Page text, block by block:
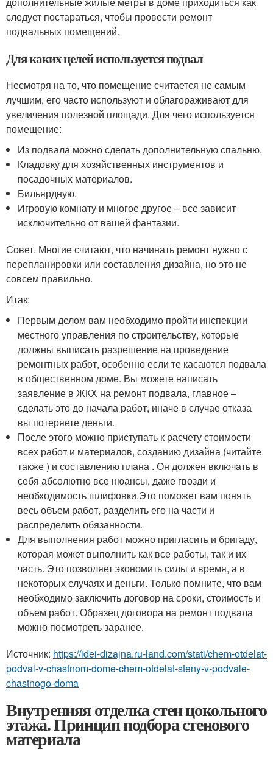
следует постараться, чтобы провести ремонт
подвальных помещений.
Для каких целей используется подвал
Несмотря на то, что помещение считается не самым
лучшим, его часто используют и облагораживают для
увеличения полезной площади. Для чего используется
помещение:
Из подвала можно сделать дополнительную спальню.
Кладовку для хозяйственных инструментов и
посадочных материалов.
Бильярдную.
Игровую комнату и многое другое – все зависит
исключительно от вашей фантазии.
Совет. Многие считают, что начинать ремонт нужно с
перепланировки или составления дизайна, но это не
совсем правильно.
Итак:
Первым делом вам необходимо пройти инспекции
местного управления по строительству, которые
должны выписать разрешение на проведение
ремонтных работ, особенно если те касаются подвала
в общественном доме. Вы можете написать
заявление в ЖКХ на ремонт подвала, главное –
сделать это до начала работ, иначе в случае отказа
вы потеряете деньги.
После этого можно приступать к расчету стоимости
всех работ и материалов, созданию дизайна (читайте
также ) и составлению плана . Он должен включать в
себя абсолютно все нюансы, даже гвозди и
необходимость шлифовки.Это поможет вам понять
весь объем работ, разделить его на части и
распределить обязанности.
Для выполнения работ можно пригласить и бригаду,
которая может выполнить как все работы, так и их
часть. Это позволяет экономить силы и время, а в
некоторых случаях и деньги. Только помните, что вам
необходимо заключить договор на сроки, стоимость и
объем работ. Образец договора на ремонт подвала
можно посмотреть заранее.
Источник: https://idei-dizajna.ru-land.com/stati/chem-otdelat-
podval-v-chastnom-dome-chem-otdelat-steny-v-podvale-
chastnogo-doma
Внутренняя отделка стен цокольного
этажа. Принцип подбора стенового
материала